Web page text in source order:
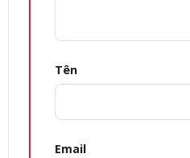
Tên
Email